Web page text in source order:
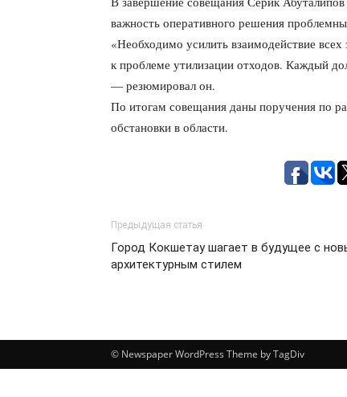
важность оперативного решения
«Необходимо усилить взаимодействие
к проблеме утилизации отходов. Каждый
— резюмировал он.
По итогам совещания даны поручения по
обстановки в области.
Предыдущая статья
Город Кокшетау шагает в будущее с
архитектурным стилем
© Newspaper WordPress Theme by TagDiv